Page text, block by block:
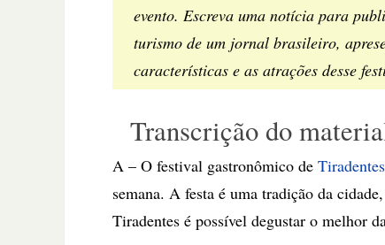
evento. Escreva uma notícia para
turismo de um jornal brasileiro,
características e as atrações desse
Transcrição do
A – O festival gastronômico de
semana. A festa é uma tradição da
Tiradentes é possível degustar o melhor